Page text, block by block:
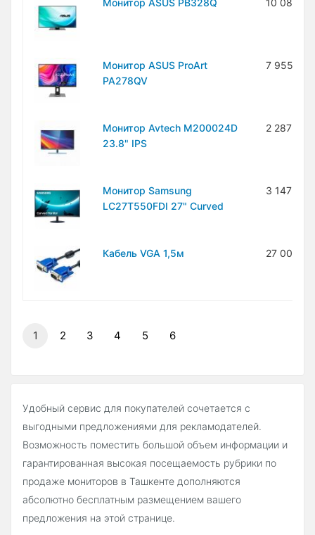
Монитор ASUS ProArt
PA278QV
7 955
Монитор Avtech M200024D
23.8" IPS
2 287
Монитор Samsung
LC27T550FDI 27" Curved
3 147
Кабель VGA 1,5м 27 000
1 2 3 4 5 6
Удобный сервис для покупателей сочетается с
выгодными предложениями для рекламодателей.
Возможность поместить большой объем информации и
гарантированная высокая посещаемость рубрики по
продаже мониторов в Ташкенте дополняются
абсолютно бесплатным размещением вашего
предложения на этой странице.